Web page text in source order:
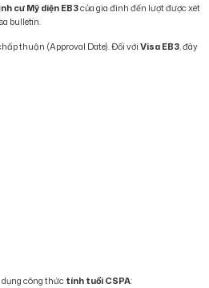
cư Mỹ diện EB3của gia đình đến lượt được xét
bulletin.
thuận (Approval Date). Đối vớiVisa EB3 , đây
công thức tính tuổi CSPA: